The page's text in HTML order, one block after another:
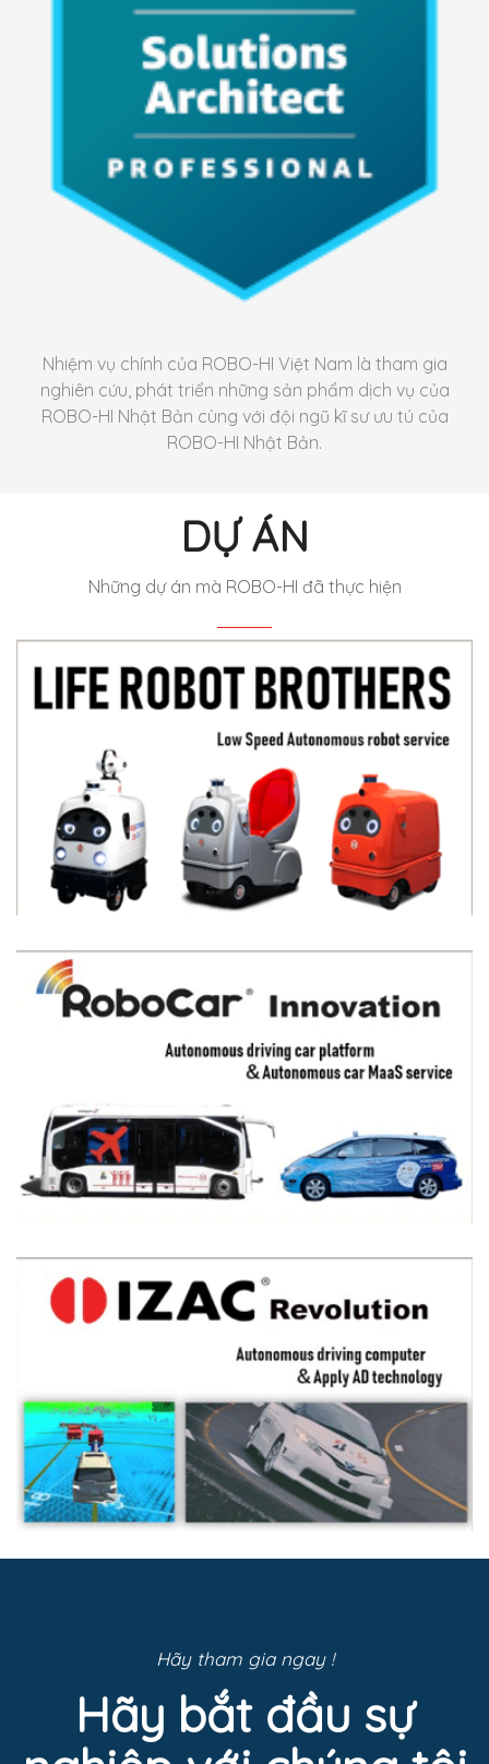
Nhiệm vụ chính của ROBO-HI Việt Nam là tham gia
nghiên cứu, phát triển những sản phẩm dịch vụ của
ROBO-HI Nhật Bản cùng với đội ngũ kĩ sư ưu tú của
ROBO-HI Nhật Bản.
DỰ ÁN
Những dự án mà ROBO-HI đã thực hiện
IZAC®
is a software platform for
Autonomous Driving.
Hãy tham gia ngay !
Hãy bắt đầu sự